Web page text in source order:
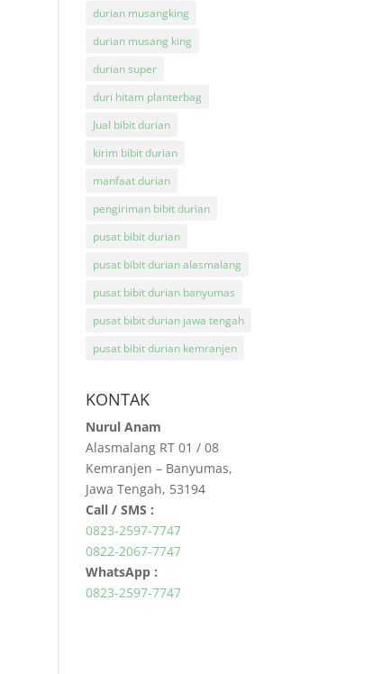
durian musangking
durian musang king
durian super
duri hitam planterbag
Jual bibit durian
kirim bibit durian
manfaat durian
pengiriman bibit durian
pusat bibit durian
pusat bibit durian alasmalang
pusat bibit durian banyumas
pusat bibit durian jawa tengah
pusat bibit durian kemranjen
KONTAK
Nurul Anam
Alasmalang RT 01 / 08
Kemranjen – Banyumas,
Jawa Tengah, 53194
Call / SMS :
0823-2597-7747
0822-2067-7747
WhatsApp :
0823-2597-7747